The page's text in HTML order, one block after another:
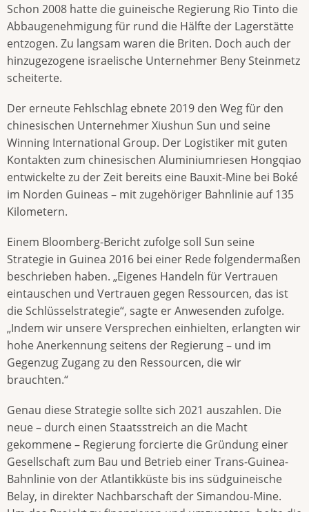
Schon 2008 hatte die guineische Regierung Rio Tinto die
Abbaugenehmigung für rund die Hälfte der Lagerstätte
entzogen. Zu langsam waren die Briten. Doch auch der
hinzugezogene israelische Unternehmer Beny Steinmetz
scheiterte.
Der erneute Fehlschlag ebnete 2019 den Weg für den
chinesischen Unternehmer Xiushun Sun und seine
Winning International Group. Der Logistiker mit guten
Kontakten zum chinesischen Aluminiumriesen Hongqiao
entwickelte zu der Zeit bereits eine Bauxit-Mine bei Boké
im Norden Guineas – mit zugehöriger Bahnlinie auf 135
Kilometern.
Einem Bloomberg-Bericht zufolge soll Sun seine
Strategie in Guinea 2016 bei einer Rede folgendermaßen
beschrieben haben. „Eigenes Handeln für Vertrauen
eintauschen und Vertrauen gegen Ressourcen, das ist
die Schlüsselstrategie“, sagte er Anwesenden zufolge.
„Indem wir unsere Versprechen einhielten, erlangten wir
hohe Anerkennung seitens der Regierung – und im
Gegenzug Zugang zu den Ressourcen, die wir
brauchten.“
Genau diese Strategie sollte sich 2021 auszahlen. Die
neue – durch einen Staatsstreich an die Macht
gekommene – Regierung forcierte die Gründung einer
Gesellschaft zum Bau und Betrieb einer Trans-Guinea-
Bahnlinie von der Atlantikküste bis ins südguineische
Belay, in direkter Nachbarschaft der Simandou-Mine.